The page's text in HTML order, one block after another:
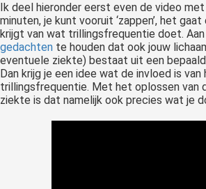
Ik deel hieronder eerst even de video
minuten, je kunt vooruit ‘zappen’, het
krijgt van wat trillingsfrequentie doet. Aan
gedachten te houden dat ook jouw
eventuele ziekte) bestaat uit een
Dan krijg je een idee wat de invloed is
trillingsfrequentie. Met het oplossen van
ziekte is dat namelijk ook precies wat je